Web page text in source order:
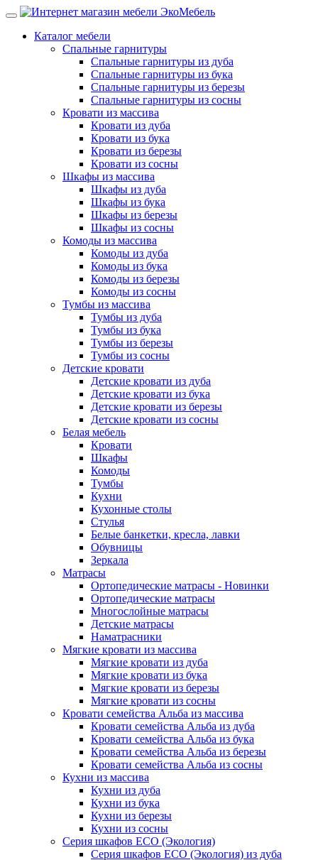
Каталог мебели
Спальные гарнитуры
Спальные гарнитуры из дуба
Спальные гарнитуры из бука
Спальные гарнитуры из березы
Спальные гарнитуры из сосны
Кровати из массива
Кровати из дуба
Кровати из бука
Кровати из березы
Кровати из сосны
Шкафы из массива
Шкафы из дуба
Шкафы из бука
Шкафы из березы
Шкафы из сосны
Комоды из массива
Комоды из дуба
Комоды из бука
Комоды из березы
Комоды из сосны
Тумбы из массива
Тумбы из дуба
Тумбы из бука
Тумбы из березы
Тумбы из сосны
Детские кровати
Детские кровати из дуба
Детские кровати из бука
Детские кровати из березы
Детские кровати из сосны
Белая мебель
Кровати
Шкафы
Комоды
Тумбы
Кухни
Кухонные столы
Стулья
Белые банкетки, кресла, лавки
Обувницы
Зеркала
Матрасы
Ортопедические матрасы - Новинки
Ортопедические матрасы
Многослойные матрасы
Детские матрасы
Наматрасники
Мягкие кровати из массива
Мягкие кровати из дуба
Мягкие кровати из бука
Мягкие кровати из березы
Мягкие кровати из сосны
Кровати семейства Альба из массива
Кровати семейства Альба из дуба
Кровати семейства Альба из бука
Кровати семейства Альба из березы
Кровати семейства Альба из сосны
Кухни из массива
Кухни из дуба
Кухни из бука
Кухни из березы
Кухни из сосны
Серия шкафов ECO (Экология)
Серия шкафов ECO (Экология) из дуба